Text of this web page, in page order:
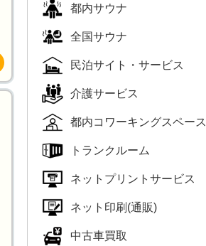
都内サウナ
全国サウナ
民泊サイト・サービス
介護サービス
都内コワーキングスペース
トランクルーム
ネットプリントサービス
ネット印刷(通販)
中古車買取